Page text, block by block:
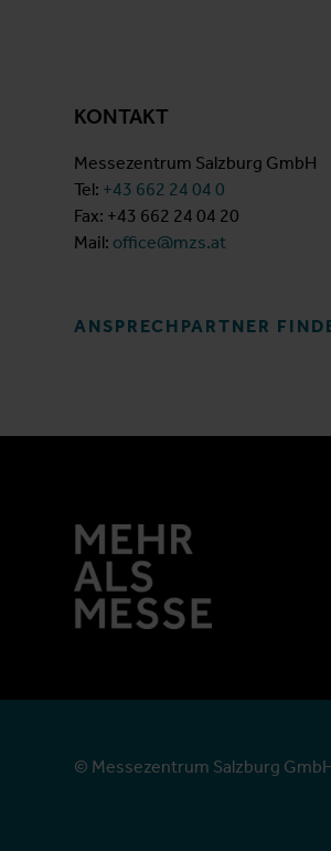
KONTAKT
Messezentrum Salzburg GmbH
Tel: +43 662 24 04 0
Fax: +43 662 24 04 20
Mail: office@mzs.at
ANSPRECHPARTNER
© Messezentrum Salzburg